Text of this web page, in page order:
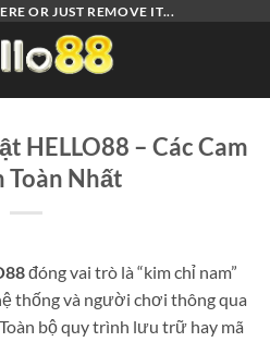
OR JUST REMOVE IT...
HELLO88 – Các Cam
Toàn Nhất
đóng vai trò là “kim chỉ nam”
thống và người chơi thông qua
bộ quy trình lưu trữ hay mã